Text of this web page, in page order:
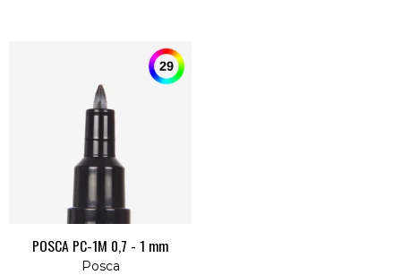
POSCA PC-1M 0,7 - 1 mm
Posca